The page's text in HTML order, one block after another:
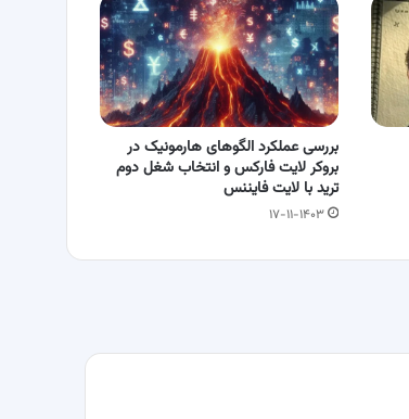
بررسی عملکرد الگوهای هارمونیک در
بروکر لایت فارکس و انتخاب شغل دوم
ترید با لایت فایننس
۱۷-۱۱-۱۴۰۳